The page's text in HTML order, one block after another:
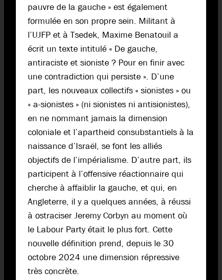
pauvre de la gauche » est également
formulée en son propre sein. Militant à
l’UJFP et à Tsedek, Maxime Benatouil a
écrit un texte intitulé « De gauche,
antiraciste et sioniste ? Pour en finir avec
une contradiction qui persiste ». D’une
part, les nouveaux collectifs « sionistes » ou
« a-sionistes » (ni sionistes ni antisionistes),
en ne nommant jamais la dimension
coloniale et l’apartheid consubstantiels à la
naissance d’Israël, se font les alliés
objectifs de l’impérialisme. D’autre part, ils
participent à l’offensive réactionnaire qui
cherche à affaiblir la gauche, et qui, en
Angleterre, il y a quelques années, à réussi
à ostraciser Jeremy Corbyn au moment où
le Labour Party était le plus fort. Cette
nouvelle définition prend, depuis le 30
octobre 2024 une dimension répressive
très concrète.